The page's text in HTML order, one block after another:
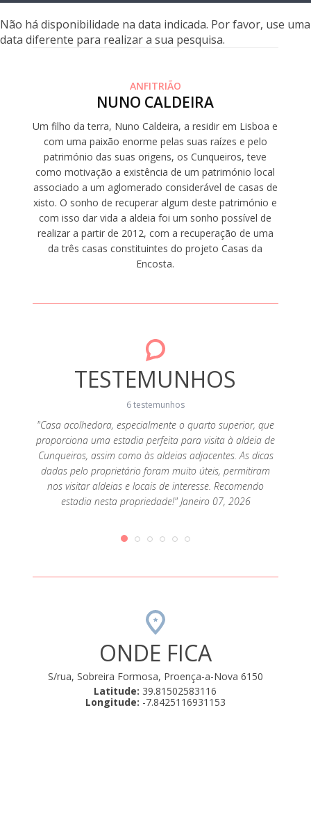
Não há disponibilidade na data indicada. Por favor, use uma
data diferente para realizar a sua pesquisa.
ANFITRIÃO
NUNO CALDEIRA
Um filho da terra, Nuno Caldeira, a residir em Lisboa e
com uma paixão enorme pelas suas raízes e pelo
património das suas origens, os Cunqueiros, teve
como motivação a existência de um património local
associado a um aglomerado considerável de casas de
xisto. O sonho de recuperar algum deste património e
com isso dar vida a aldeia foi um sonho possível de
realizar a partir de 2012, com a recuperação de uma
da três casas constituintes do projeto Casas da
Encosta.
TESTEMUNHOS
6 testemunhos
"Casa acolhedora, especialmente o quarto superior, que
proporciona uma estadia perfeita para visita à aldeia de
Cunqueiros, assim como às aldeias adjacentes. As dicas
dadas pelo proprietário foram muito úteis, permitiram
nos visitar aldeias e locais de interesse. Recomendo
estadia nesta propriedade!" Janeiro 07, 2026
ONDE FICA
S/rua, Sobreira Formosa, Proença-a-Nova 6150
Latitude: 39.81502583116
Longitude: -7.8425116931153